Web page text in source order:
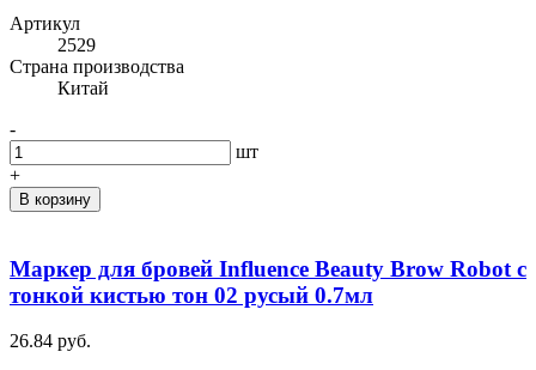
Артикул
2529
Cтрана производства
Китай
-
шт
+
В корзину
Маркер для бровей Influence Beauty Brow Robot с
тонкой кистью тон 02 русый 0.7мл
26.84 руб.